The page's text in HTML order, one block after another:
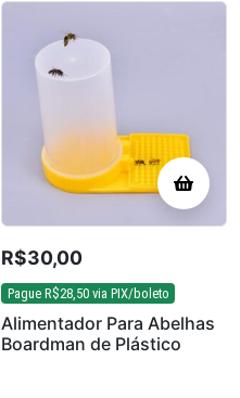
R$30,00
Pague R$28,50 via PIX/boleto
Alimentador Para Abelhas
Boardman de Plástico